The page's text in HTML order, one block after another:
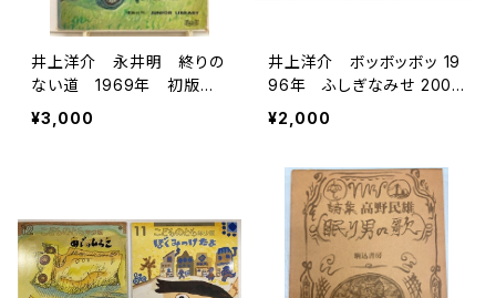
井上洋介 永井明 終りの
ない道 1969年 初版
函 理論社
¥3,000
井上洋介 ボッボッボッ 19
96年 ふしぎなみせ 2000
年（年中向） こどものと
も 絵本のたのしみアリ
¥2,000